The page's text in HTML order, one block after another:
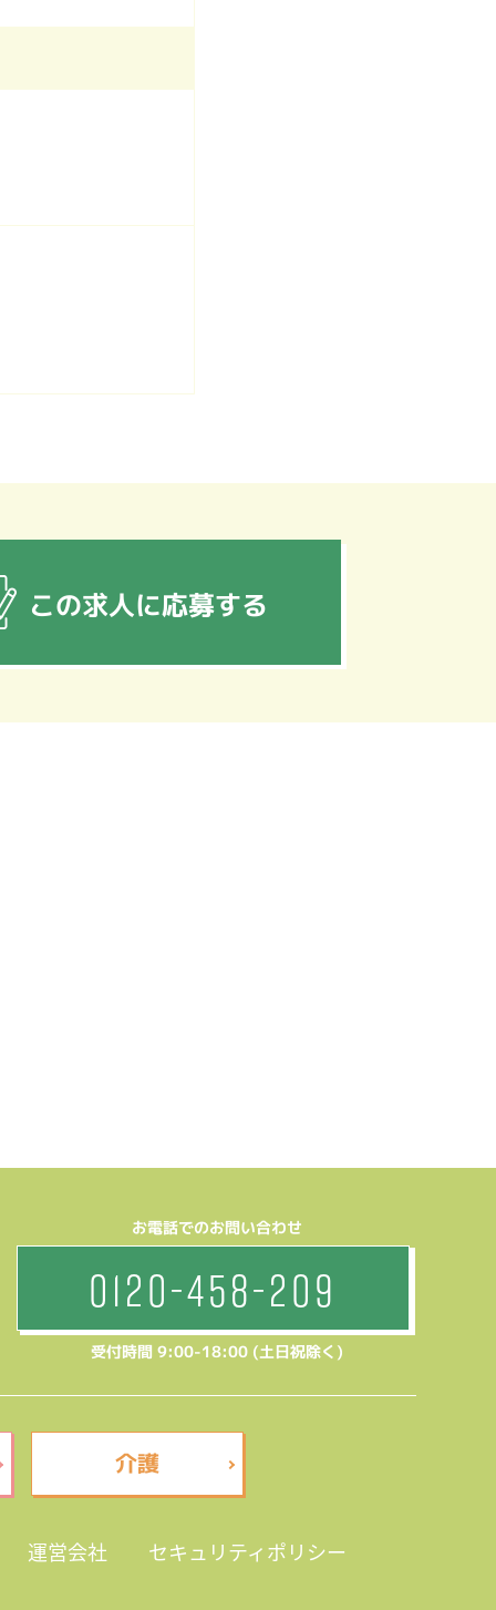
この求人に応募する
お電話でのお問い合わせ
0120-458-209
受付時間 9:00-18:00 (土日祝除く)
介護
運営会社 セキュリティポリシー